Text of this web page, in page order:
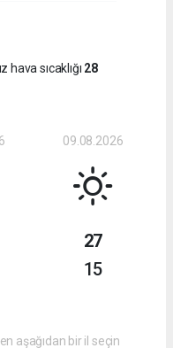
hava sıcaklığı 28
09.08.2026
27
15
aşağıdan bir il seçin